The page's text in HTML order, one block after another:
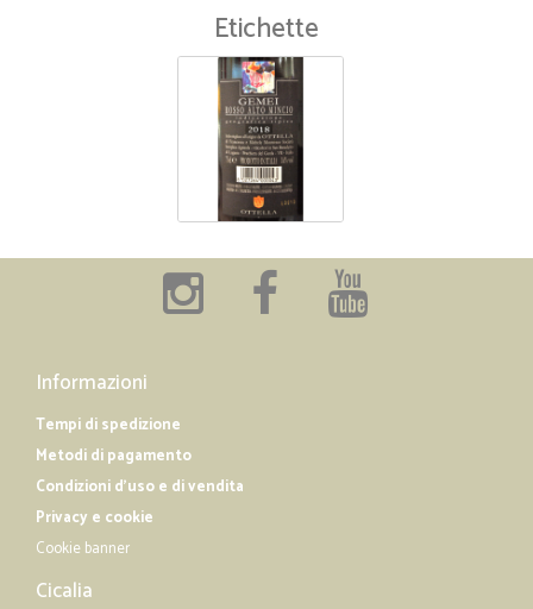
Etichette
Informazioni
Tempi di spedizione
Metodi di pagamento
Condizioni d'uso e di vendita
Privacy e cookie
Cookie banner
Cicalia